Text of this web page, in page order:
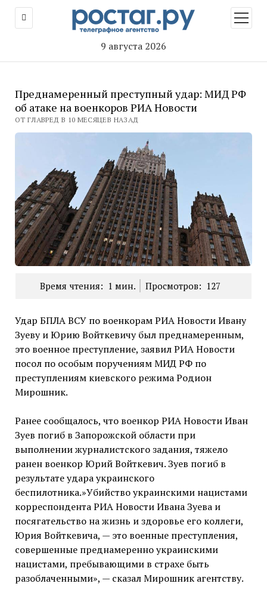
9 августа 2026
меню
Преднамеренный преступный удар: МИД РФ
об атаке на военкоров РИА Новости
ОТ ГЛАВРЕД В 10 МЕСЯЦЕВ НАЗАД
Время чтения: 1 мин. Просмотров: 127
Удар БПЛА ВСУ по военкорам РИА Новости Ивану
Зуеву и Юрию Войткевичу был преднамеренным,
это военное преступление, заявил РИА Новости
посол по особым поручениям МИД РФ по
преступлениям киевского режима Родион
Мирошник.
Ранее сообщалось, что военкор РИА Новости Иван
Зуев погиб в Запорожской области при
выполнении журналистского задания, тяжело
ранен военкор Юрий Войткевич. Зуев погиб в
результате удара украинского
беспилотника.»Убийство украинскими нацистами
корреспондента РИА Новости Ивана Зуева и
посягательство на жизнь и здоровье его коллеги,
Юрия Войткевича, — это военные преступления,
совершенные преднамеренно украинскими
нацистами, пребывающими в страхе быть
разоблаченными», — сказал Мирошник агентству.